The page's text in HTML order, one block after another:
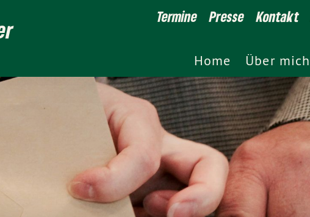
Termine Presse Kontakt
Home Über mich